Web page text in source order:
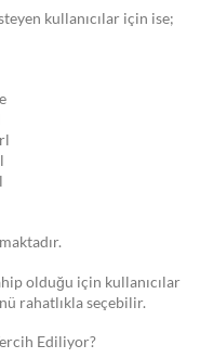
kullanıcılar için ise;
olduğu için kullanıcılar
rahatlıkla seçebilir.
Ediliyor?